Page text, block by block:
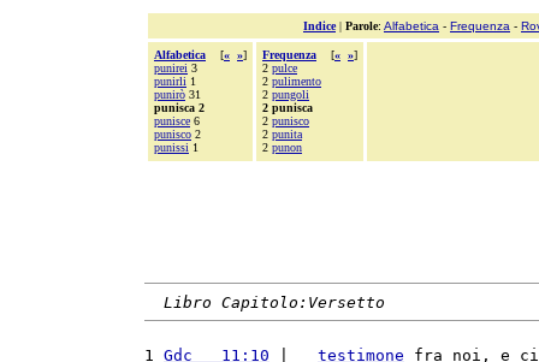
Indice| Parole: Alfabetica - Frequenza -
Alfabetica [« »]
punirei 3
punirli 1
punirò 31
punisca 2
punisce 6
punisco 2
punissi 1
Frequenza [« »]
2 pulce
2 pulimento
2 pungoli
2 punisca
2 punisco
2 punita
2 punon
Libro Capitolo:Versetto
1 Gdc   11:10 testimone fra noi, e